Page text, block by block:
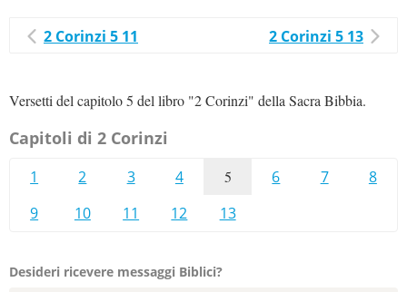
2 Corinzi 5 11 2 Corinzi 5 13
Versetti del capitolo 5 del libro "2 Corinzi" della Sacra Bibbia.
Capitoli di 2 Corinzi
1 2 3 4 5 6 7
8
9
10 11 12 13
Desideri ricevere messaggi Biblici?